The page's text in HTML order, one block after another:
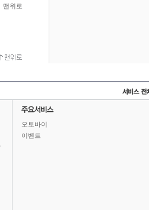
맨위로
오토바이
이벤트